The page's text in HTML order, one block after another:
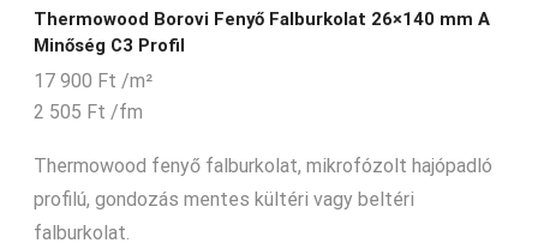
Thermowood Borovi Fenyő Falburkolat 26×140 mm A
Minőség C3 Profil
17 900 Ft /m²
2 505 Ft /fm
Thermowood fenyő falburkolat, mikrofózolt hajópadló
profilú, gondozás mentes kültéri vagy beltéri
falburkolat.